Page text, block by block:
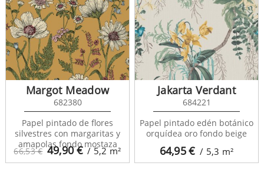
66,53 € 49,90€ / 5,2m²
Margot Meadow
682380
Papel pintado de flores
silvestres con margaritas y
amapolas fondo mostaza
64,95€ / 5,3 m²
Jakarta Verdant
684221
Papel pintado edén botánico
orquídea oro fondo beige